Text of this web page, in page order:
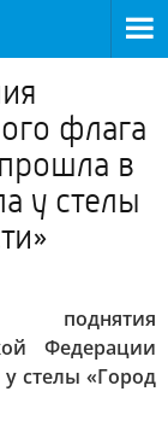
флага
в
у стелы
поднятия
Федерации
стелы «Город